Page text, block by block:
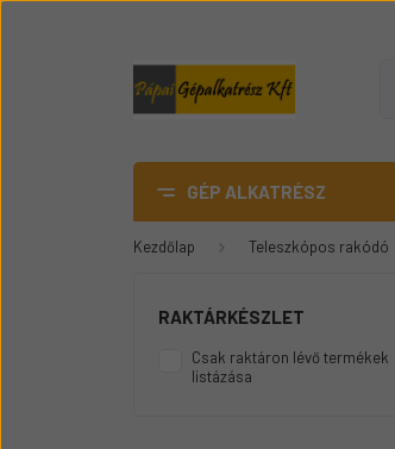
GÉP ALKATRÉSZ
AdBlue
DANA SPICER híd alkatrész
Gumiheveder
Mezőgazdasági gép
Kezdőlap Teleszkópos rakódó
RAKTÁRKÉSZLET
Csak raktáron lévő termékek
listázása